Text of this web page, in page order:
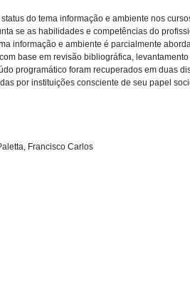
do tema informação e ambiente nos
se as habilidades e competências do
informação e ambiente é parcialmente
base em revisão bibliográfica,
programático foram recuperados em duas
por instituições consciente de seu papel
Francisco Carlos